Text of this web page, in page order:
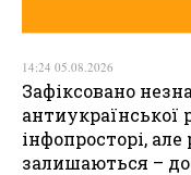
14:24 05.08.2026
Зафіксовано
інфопросторі,
залишаються –